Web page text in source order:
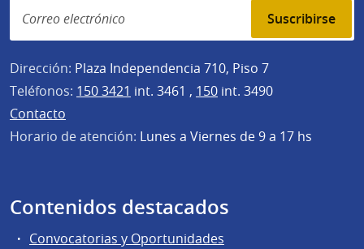
Suscribirse
Dirección: Plaza Independencia 710, Piso 7
Teléfonos: 150 3421 int. 3461 , 150 int. 3490
Contacto
Horario de atención: Lunes a Viernes de 9 a 17 hs
Contenidos destacados
Convocatorias y Oportunidades